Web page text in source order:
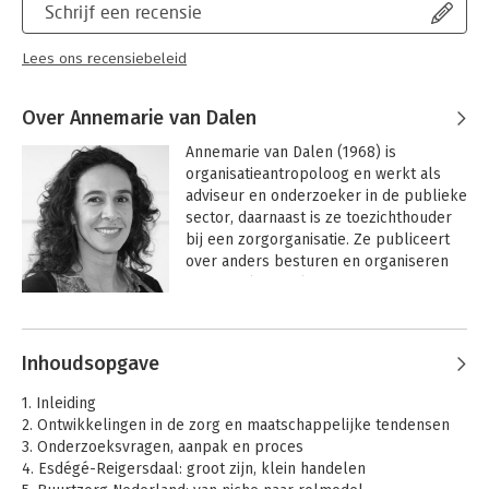
Schrijf een recensie
Lees ons recensiebeleid
Over Annemarie van Dalen
Annemarie van Dalen (1968) is
organisatieantropoloog en werkt als
adviseur en onderzoeker in de publieke
sector, daarnaast is ze toezichthouder
bij een zorgorganisatie. Ze publiceert
over anders besturen en organiseren
Inhoudsopgave
1. Inleiding
2. Ontwikkelingen in de zorg en maatschappelijke tendensen
3. Onderzoeksvragen, aanpak en proces
4. Esdégé-Reigersdaal: groot zijn, klein handelen